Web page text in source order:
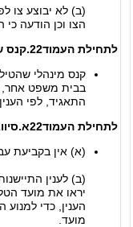
הצו וכן הודעה
לתחילת העמוד22.קנס שהטילו רשות מקומית או תאגיד
קנס מינהלי
בבית משפט אחר,
התאגיד, לפי הענין.
לתחילת העמוד22א.סיווג עבירה והתיישנות
(א) אין בקביעת
הענין, כדי
מועד.